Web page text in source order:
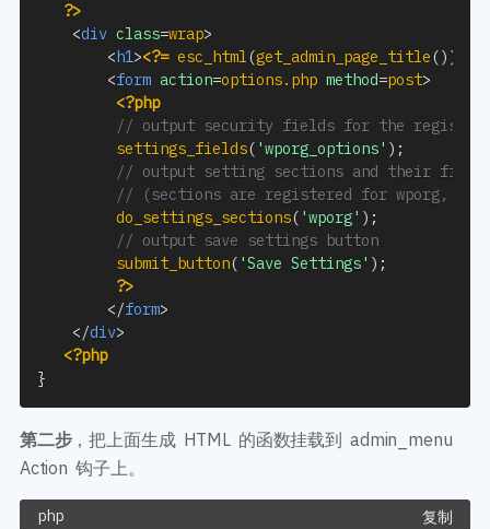
?>
<div class=wrap>
<h1><?= esc_html(get_admin_page_title() )
<form action=options.php method=post>
<?php
// output security fields for the
settings_fields( 'wporg_options' ) ;
// output setting sections and their
// (sections are registered for wporg,
do_settings_sections( 'wporg' ) ;
// output save settings button
submit_button( 'Save Settings' ) ;
?>
</form>
</div>
<?php
}
第二步，把上面生成 HTML 的函数挂载到 admin_menu
Action 钩子上。
复制